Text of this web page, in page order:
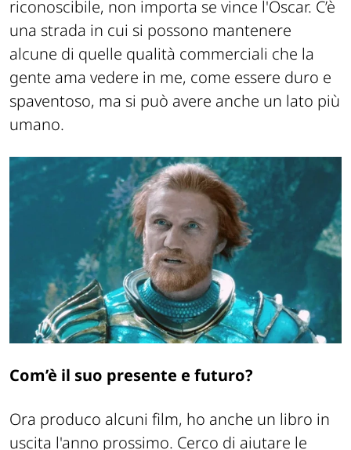
riconoscibile, non importa se vince l'Oscar. C’è
una strada in cui si possono mantenere
alcune di quelle qualità commerciali che la
gente ama vedere in me, come essere duro e
spaventoso, ma si può avere anche un lato più
umano.
Com’è il suo presente e futuro?
Ora produco alcuni film, ho anche un libro in
uscita l'anno prossimo. Cerco di aiutare le